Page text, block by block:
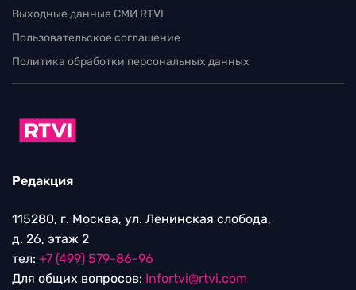
Выходные данные СМИ RTVI
Пользовательское соглашение
Политика обработки персональных данных
Редакция
115280, г. Москва, ул. Ленинская слобода,
д. 26, этаж 2
тел: +7 (499) 579-86-96
Для общих вопросов: Infortvi@rtvi.com